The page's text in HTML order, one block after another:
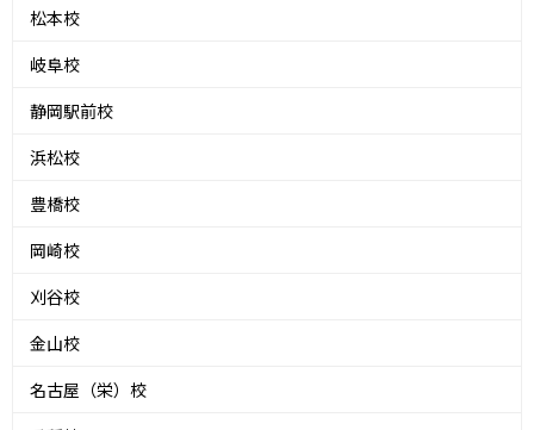
松本校
岐阜校
静岡駅前校
浜松校
豊橋校
岡崎校
刈谷校
金山校
名古屋（栄）校